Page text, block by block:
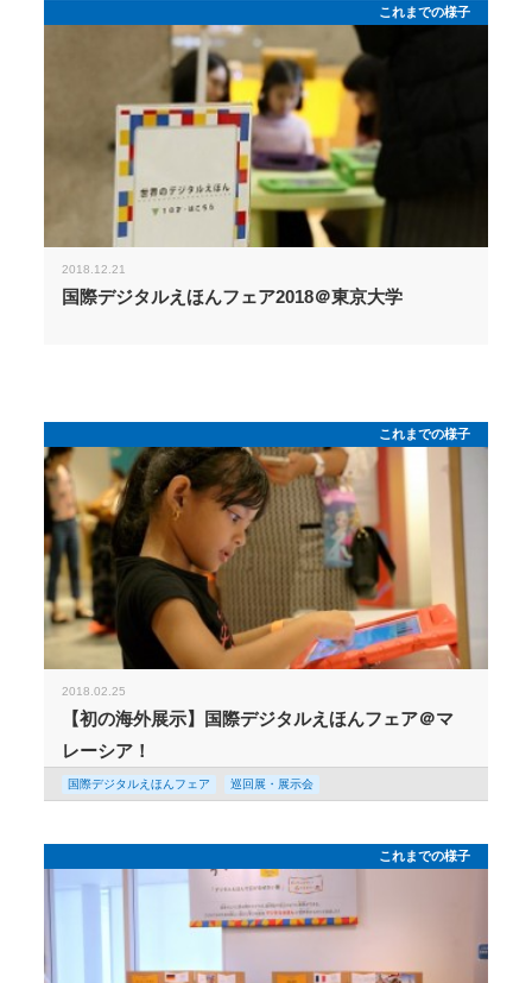
これまでの様子
2018.12.21
国際デジタルえほんフェア2018＠東京大学
これまでの様子
2018.02.25
【初の海外展示】国際デジタルえほんフェア＠マ
レーシア！
国際デジタルえほんフェア 巡回展・展示会
これまでの様子